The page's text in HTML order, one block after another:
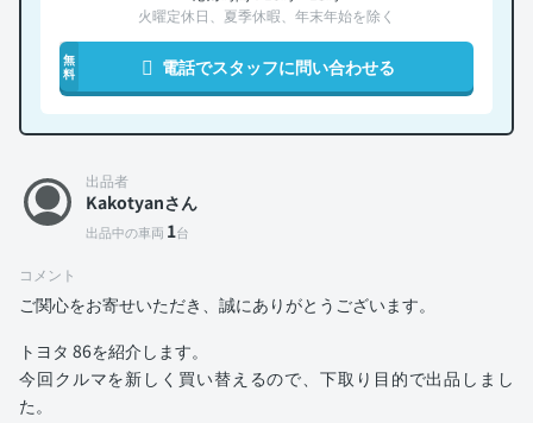
火曜定休日、夏季休暇、年末年始を除く
無
料
電話でスタッフに問い合わせる
出品者
Kakotyanさん
出品中の車両 1台
コメント
ご関心をお寄せいただき、誠にありがとうございます。
トヨタ 86を紹介します。
今回クルマを新しく買い替えるので、下取り目的で出品しまし
た。